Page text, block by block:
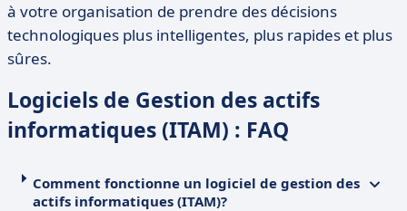
à votre organisation de prendre des décisions
technologiques plus intelligentes, plus rapides et plus
sûres.
Logiciels de Gestion des actifs
informatiques (ITAM) : FAQ
Comment fonctionne un logiciel de gestion des
actifs informatiques (ITAM)?